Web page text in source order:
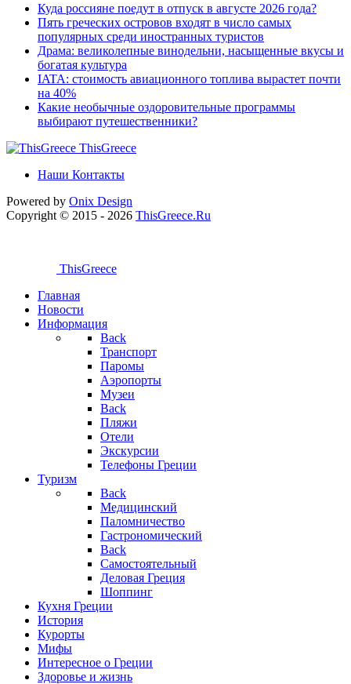
Куда россияне поедут в отпуск в августе 2026 года?
Пять греческих островов входят в число самых
популярных среди иностранных туристов
Драма: великолепные винодельни, насыщенные вкусы и
богатая культура
IATA: стоимость авиационного топлива вырастет почти
на 40%
Какие необычные оздоровительные программы
выбирают путешественники?
ThisGreece
Наши Контакты
Powered by Onix Design
Copyright © 2015 - 2026 ThisGreece.Ru
ThisGreece
Главная
Новости
Информация
Back
Транспорт
Паромы
Аэропорты
Музеи
Back
Пляжи
Отели
Экскурсии
Телефоны Греции
Туризм
Back
Медицинский
Паломничество
Гастрономический
Back
Самостоятельный
Деловая Греция
Шоппинг
Кухня Греции
История
Курорты
Мифы
Интересное о Греции
Здоровье и жизнь